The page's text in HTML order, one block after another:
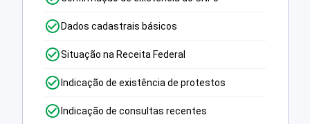
Dados cadastrais básicos
Situação na Receita Federal
Indicação de existência de protestos
Indicação de consultas recentes